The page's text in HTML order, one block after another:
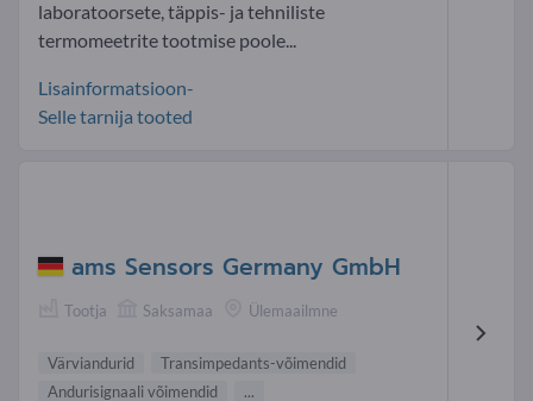
laboratoorsete, täppis- ja tehniliste
termomeetrite tootmise poole...
Lisainformatsioon-
Selle tarnija tooted
ams Sensors Germany GmbH
Tootja Saksamaa Ülemaailmne
Värviandurid
Transimpedants-võimendid
Anduri signaali võimendid
...